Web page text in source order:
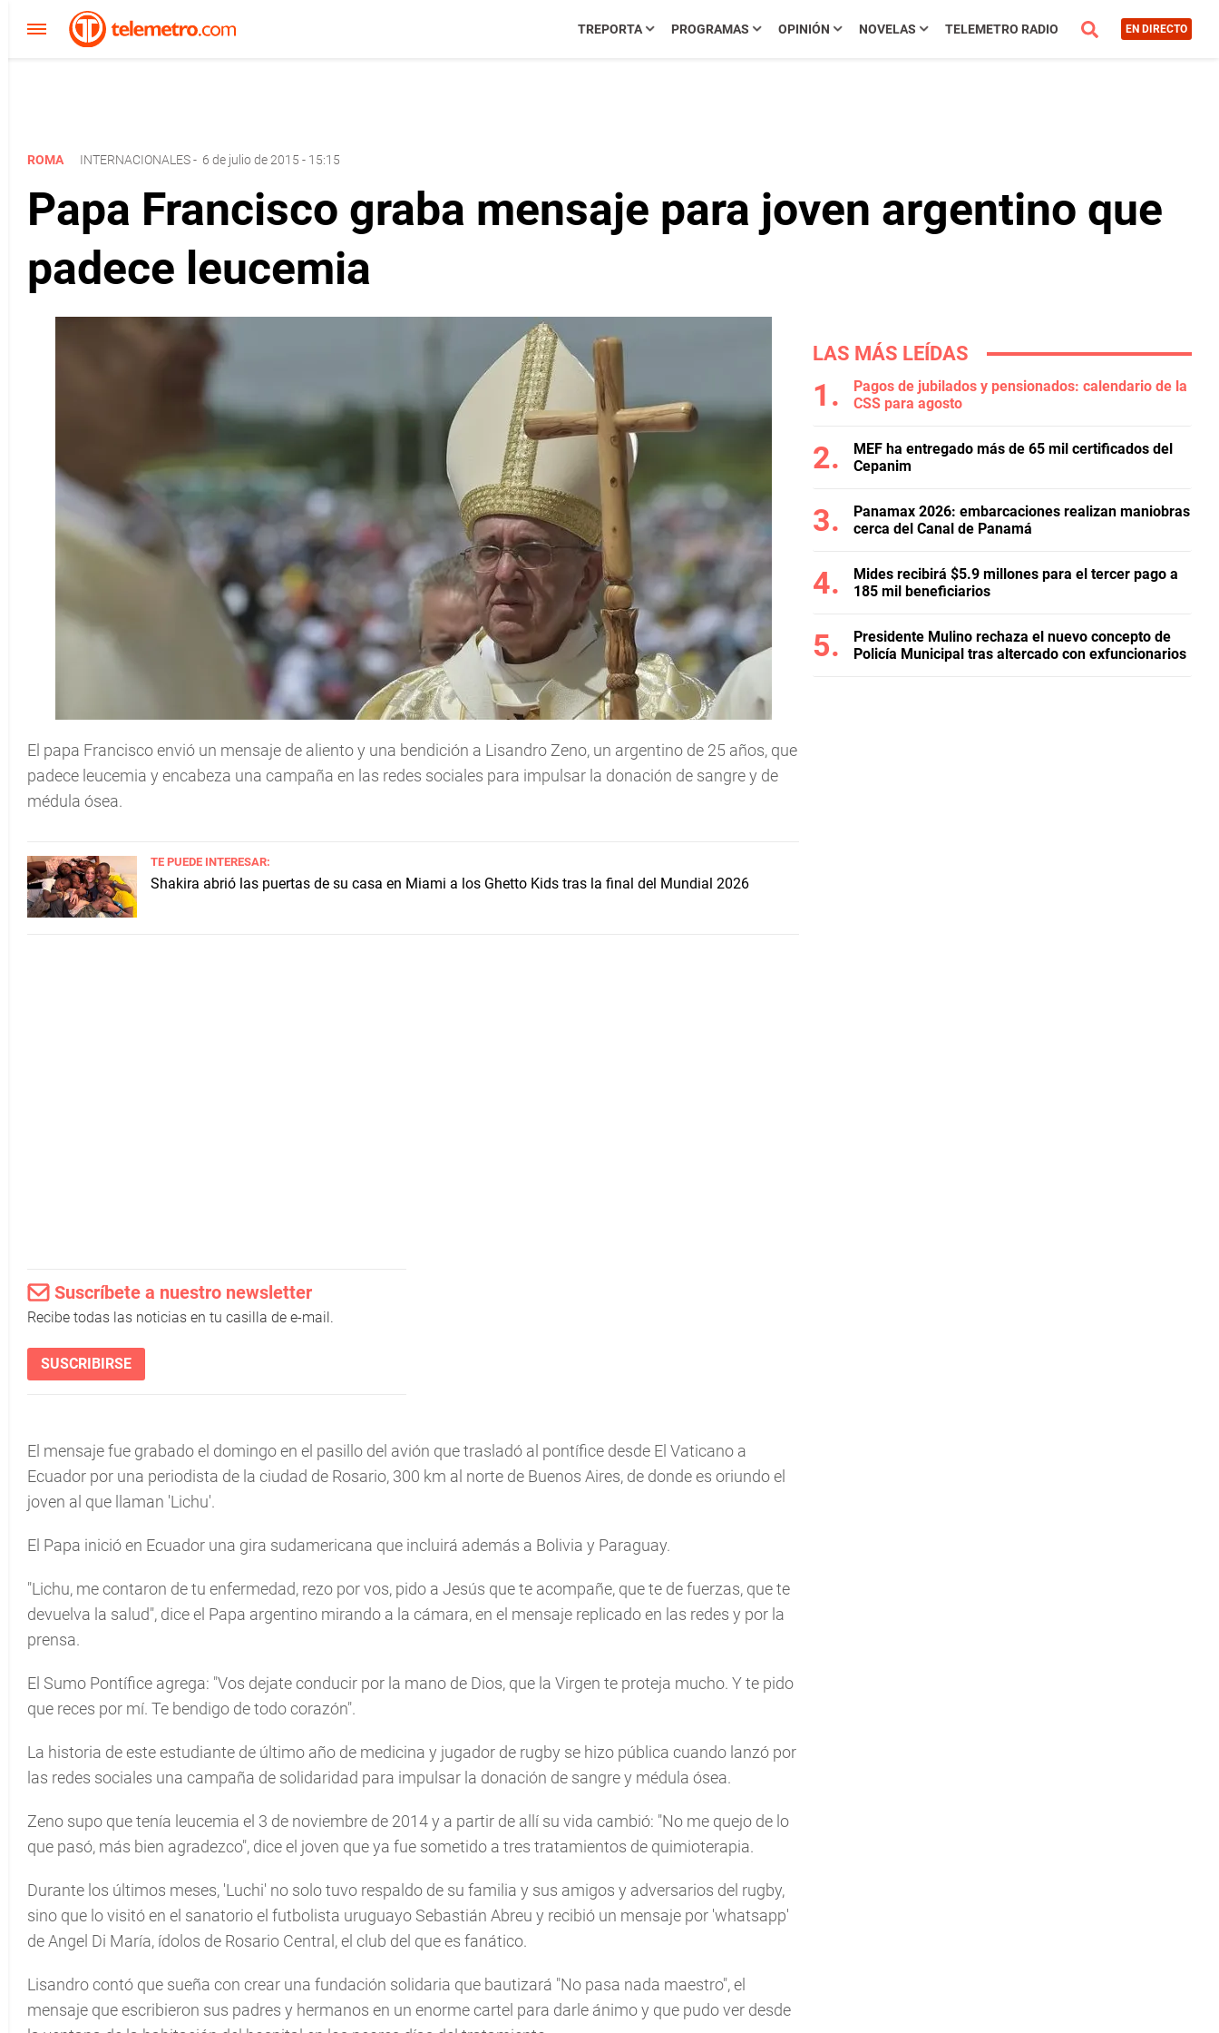
TREPORTA PROGRAMAS OPINIÓN NOVELAS TELEMETRO RADIO EN DIRECTO
ROMA INTERNACIONALES- 6 de julio de 2015 - 15:15
Papa Francisco graba mensaje para joven argentino que
padece leucemia
El papa Francisco envió un mensaje de aliento y una bendición a Lisandro Zeno, un argentino de 25 años, que
padece leucemia y encabeza una campaña en las redes sociales para impulsar la donación de sangre y de
médula ósea.
TE PUEDE INTERESAR:
Shakira abrió las puertas de su casa en Miami a los Ghetto Kids tras la final del Mundial 2026
Suscríbete a nuestro newsletter
Recibe todas las noticias en tu casilla de e-mail.
SUSCRIBIRSE
El mensaje fue grabado el domingo en el pasillo del avión que trasladó al pontífice desde El Vaticano a
Ecuador por una periodista de la ciudad de Rosario, 300 km al norte de Buenos Aires, de donde es oriundo el
joven al que llaman 'Lichu'.
El Papa inició en Ecuador una gira sudamericana que incluirá además a Bolivia y Paraguay.
"Lichu, me contaron de tu enfermedad, rezo por vos, pido a Jesús que te acompañe, que te de fuerzas, que te
devuelva la salud", dice el Papa argentino mirando a la cámara, en el mensaje replicado en las redes y por la
prensa.
El Sumo Pontífice agrega: "Vos dejate conducir por la mano de Dios, que la Virgen te proteja mucho. Y te pido
que reces por mí. Te bendigo de todo corazón".
La historia de este estudiante de último año de medicina y jugador de rugby se hizo pública cuando lanzó por
las redes sociales una campaña de solidaridad para impulsar la donación de sangre y médula ósea.
Zeno supo que tenía leucemia el 3 de noviembre de 2014 y a partir de allí su vida cambió: "No me quejo de lo
que pasó, más bien agradezco", dice el joven que ya fue sometido a tres tratamientos de quimioterapia.
Durante los últimos meses, 'Luchi' no solo tuvo respaldo de su familia y sus amigos y adversarios del rugby,
sino que lo visitó en el sanatorio el futbolista uruguayo Sebastián Abreu y recibió un mensaje por 'whatsapp'
de Angel Di María, ídolos de Rosario Central, el club del que es fanático.
Lisandro contó que sueña con crear una fundación solidaria que bautizará "No pasa nada maestro", el
mensaje que escribieron sus padres y hermanos en un enorme cartel para darle ánimo y que pudo ver desde
LAS MÁS LEÍDAS
Pagos de jubilados y pensionados: calendario de la
CSS para agosto
MEF ha entregado más de 65 mil certificados del
Cepanim
Panamax 2026: embarcaciones realizan maniobras
cerca del Canal de Panamá
Mides recibirá $5.9 millones para el tercer pago a
185 mil beneficiarios
Presidente Mulino rechaza el nuevo concepto de
Policía Municipal tras altercado con exfuncionarios